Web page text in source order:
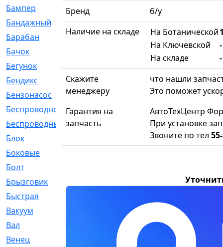
Бампер
[137]
Бандажный
[6]
Барабан
[5]
Бачок
Бегунок
[21]
Бендикс
[26]
Бензонасос
[17]
Беспроводное
[2]
Беспроводные
[1]
Блок
Боковые
Болт
Брызговик
Быстрая
Вакуум
Вал
Венец
Бренд
б/у
Наличие на складе
На Ботанической
На Ключевской
На складе
-
Скажите
менеджеру
что нашли
Это поможет
Гарантия на
запчасть
АвтоТехЦентр
При установке
Звоните по тел